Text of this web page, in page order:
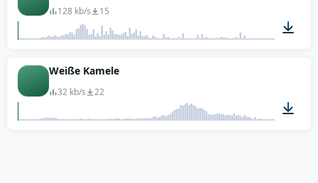
128 kb/s 15
Weiße Kamele
32 kb/s 22